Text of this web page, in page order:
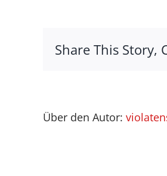
Share This Story,
Über den Autor: